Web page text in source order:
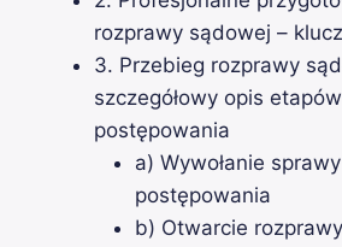
rozprawy sądowej –
3. Przebieg rozprawy
szczegółowy opis etapów
postępowania
a) Wywołanie
postępowania
b) Otwarcie